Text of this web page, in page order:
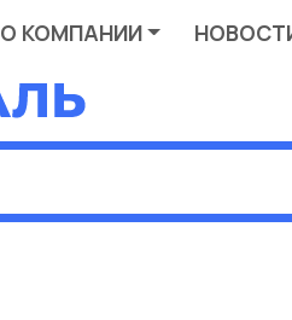
О КОМПАНИИ